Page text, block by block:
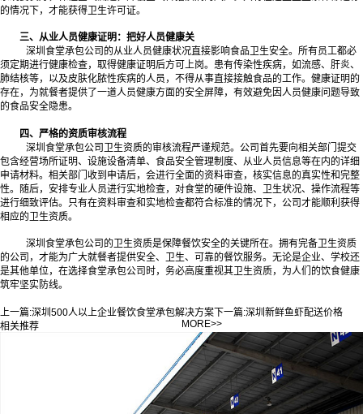
的情况下，才能获得卫生许可证。
三、从业人员健康证明：把好人员健康关
深圳食堂承包公司的从业人员健康状况直接影响食品卫生安全。所有员工都必
须定期进行健康检查，取得健康证明后方可上岗。患有传染性疾病，如流感、肝炎、
肺结核等，以及皮肤化脓性疾病的人员，不得从事直接接触食品的工作。健康证明的
存在，为就餐者提供了一道人员健康方面的安全屏障，有效避免因人员健康问题导致
的食品安全隐患。
四、严格的资质审核流程
深圳食堂承包公司卫生资质的审核流程严谨规范。公司首先要向相关部门提交
包含经营场所证明、设施设备清单、食品安全管理制度、从业人员信息等在内的详细
申请材料。相关部门收到申请后，会进行全面的资料审查，核实信息的真实性和完整
性。随后，安排专业人员进行实地检查，对食堂的硬件设施、卫生状况、操作流程等
进行细致评估。只有在资料审查和实地检查都符合标准的情况下，公司才能顺利获得
相应的卫生资质。
深圳食堂承包公司的卫生资质是保障餐饮安全的关键所在。拥有完备卫生资质
的公司，才能为广大就餐者提供安全、卫生、可靠的餐饮服务。无论是企业、学校还
是其他单位，在选择食堂承包公司时，务必高度重视其卫生资质，为人们的饮食健康
筑牢坚实防线。‍
上一篇:深圳500人以上企业餐饮食堂承包解决方案下一篇:深圳新鲜鱼虾配送价格
相关推荐
MORE>>